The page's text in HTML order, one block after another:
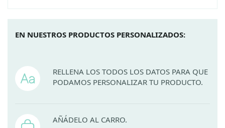
EN NUESTROS PRODUCTOS PERSONALIZADOS:
RELLENA LOS TODOS LOS DATOS PARA QUE
PODAMOS PERSONALIZAR TU PRODUCTO.
AÑÁDELO AL CARRO.